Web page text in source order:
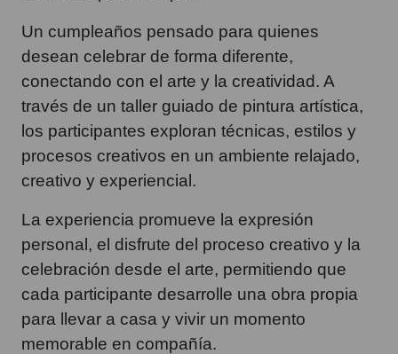
Un cumpleaños pensado para quienes
desean celebrar de forma diferente,
conectando con el arte y la creatividad. A
través de un taller guiado de pintura artística,
los participantes exploran técnicas, estilos y
procesos creativos en un ambiente relajado,
creativo y experiencial.
La experiencia promueve la expresión
personal, el disfrute del proceso creativo y la
celebración desde el arte, permitiendo que
cada participante desarrolle una obra propia
para llevar a casa y vivir un momento
memorable en compañía.